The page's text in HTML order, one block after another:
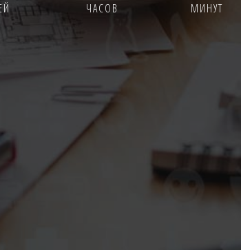
ЧАСОВ МИНУТ